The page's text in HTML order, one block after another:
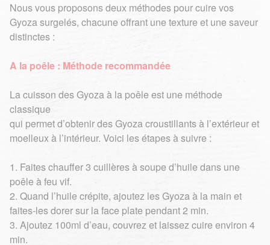
Nous vous proposons deux méthodes pour cuire vos
Gyoza surgelés, chacune offrant une texture et une saveur
distinctes :
A la poêle : Méthode recommandée
La cuisson des Gyoza à la poêle est une méthode
classique
qui permet d’obtenir des Gyoza croustillants à l’extérieur et
moelleux à l’intérieur. Voici les étapes à suivre :
1. Faites chauffer 3 cuillères à soupe d’huile dans une
poêle à feu vif.
2. Quand l’huile crépite, ajoutez les Gyoza à la main et
faites-les dorer sur la face plate pendant 2 min.
3. Ajoutez 100ml d’eau, couvrez et laissez cuire environ 4
min.